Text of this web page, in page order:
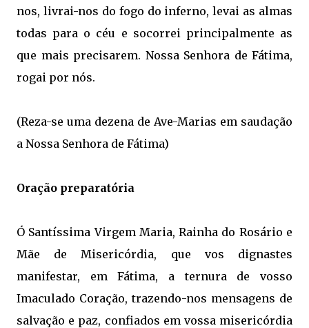
nos, livrai-nos do fogo do inferno, levai as almas
todas para o céu e socorrei principalmente as
que mais precisarem. Nossa Senhora de Fátima,
rogai por nós.
(Reza-se uma dezena de Ave-Marias em saudação
a Nossa Senhora de Fátima)
Oração preparatória
Ó Santíssima Virgem Maria, Rainha do Rosário e
Mãe de Misericórdia, que vos dignastes
manifestar, em Fátima, a ternura de vosso
Imaculado Coração, trazendo-nos mensagens de
salvação e paz, confiados em vossa misericórdia